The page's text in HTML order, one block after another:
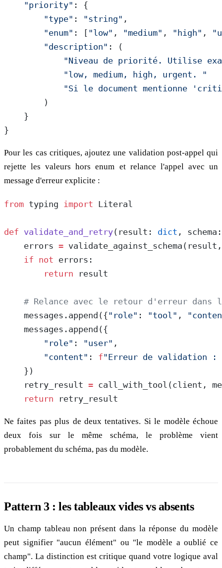
    "priority"
: {
        "type"
: "string" ,
        "enum"
: [ "low" , "medium" , "high" ,
        "description"
: (
"Niveau de priorité. Utilise
            "low, medium, high, urgent. "
"Si le document mentionne
        )
    }
}
Pour les cas critiques, ajoutez une validation post-appel qui
rejette les valeurs hors enum et relance l'appel avec un
message d'erreur explicite :
from typing import Literal
def validate_and_retry(result: dict ,
    errors
=
    if
not errors:
        return
result
# Relance avec le retour d'erreur dans
    messages.append({
"role" : "tool" ,
    messages.append({
        "role"
: "user" ,
        "content"
: f"Erreur de validation :
    })
    retry_result
= call_with_tool(client,
    return
retry_result
Ne faites pas plus de deux tentatives. Si le modèle échoue
deux fois sur le même schéma, le problème vient
probablement du schéma, pas du modèle.
Pattern 3 : les tableaux vides vs absents
Un champ tableau non présent dans la réponse du modèle
peut signifier "aucun élément" ou "le modèle a oublié ce
champ". La distinction est critique quand votre logique aval